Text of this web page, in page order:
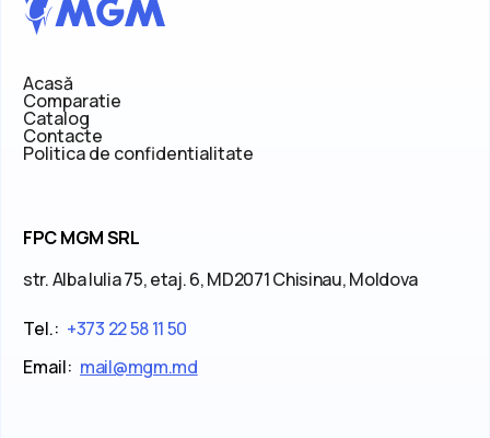
Acasă
Comparatie
Catalog
Contacte
Politica de confidentialitate
FPC MGM SRL
str. Alba Iulia 75, etaj. 6, MD2071 Chisinau, Moldova
Tel.: +373 22 58 11 50
Email: mail@mgm.md